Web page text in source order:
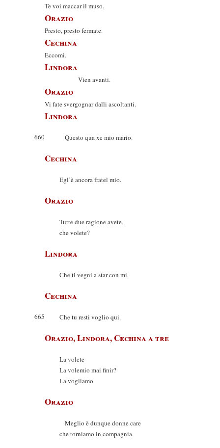
Te voi maccar il muso.
Orazio
Presto, presto fermate.
Cechina
Eccomi.
Lindora
Vien avanti.
Orazio
Vi fate svergognar dalli ascoltanti.
Lindora
660 Questo qua xe mio mario.
Cechina
Egl’è ancora fratel mio.
Orazio
Tutte due ragione avete,
che volete?
Lindora
Che ti vegni a star con mi.
Cechina
665 Che tu resti voglio qui.
Orazio, Lindora, Cechina a tre
La volete
La volemio mai finir?
La vogliamo
Orazio
Meglio è dunque donne care
che torniamo in compagnia.